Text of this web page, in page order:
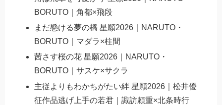
BORUTO｜角都×飛段
まだ懸ける夢の橋 星願2026｜NARUTO・
BORUTO｜マダラ×柱間
茜さす桜の花 星願2026｜NARUTO・
BORUTO｜サスケ×サクラ
主従よりもわかちがたい絆 星願2026｜松井優
征作品逃げ上手の若君｜諏訪頼重×北条時行